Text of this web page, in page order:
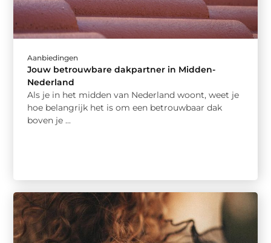
Aanbiedingen
Jouw betrouwbare dakpartner in Midden-
Nederland
Als je in het midden van Nederland woont, weet je
hoe belangrijk het is om een betrouwbaar dak
boven je ...